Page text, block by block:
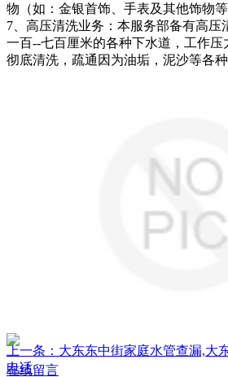
物（如：金银首饰、手表及其他饰物等
7、高压清洗业务：本服务部备有高压
一百--七百厘米的各种下水道，工作
彻底清洗，疏通因为油垢，泥沙等各
上一条：大东东中街家庭水管查漏,大
电话
在线留言